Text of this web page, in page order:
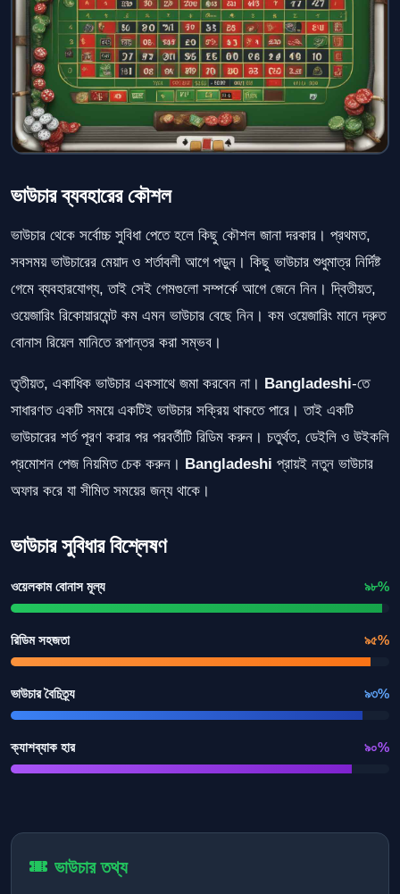
ভাউচার ব্যবহারের কৌশল
ভাউচার থেকে সর্বোচ্চ সুবিধা পেতে হলে কিছু কৌশল জানা দরকার। প্রথমত,
সবসময় ভাউচারের মেয়াদ ও শর্তাবলী আগে পড়ুন। কিছু ভাউচার শুধুমাত্র নির্দিষ্ট
গেমে ব্যবহারযোগ্য, তাই সেই গেমগুলো সম্পর্কে আগে জেনে নিন। দ্বিতীয়ত,
ওয়েজারিং রিকোয়ারমেন্ট কম এমন ভাউচার বেছে নিন। কম ওয়েজারিং মানে দ্রুত
বোনাস রিয়েল মানিতে রূপান্তর করা সম্ভব।
তৃতীয়ত, একাধিক ভাউচার একসাথে জমা করবেন না। Bangladeshi-তে
সাধারণত একটি সময়ে একটিই ভাউচার সক্রিয় থাকতে পারে। তাই একটি
ভাউচারের শর্ত পূরণ করার পর পরবর্তীটি রিডিম করুন। চতুর্থত, ডেইলি ও উইকলি
প্রমোশন পেজ নিয়মিত চেক করুন। Bangladeshi প্রায়ই নতুন ভাউচার
অফার করে যা সীমিত সময়ের জন্য থাকে।
ভাউচার সুবিধার বিশ্লেষণ
ওয়েলকাম বোনাস মূল্য ৯৮%
রিডিম সহজতা ৯৫%
ভাউচার বৈচিত্র্য ৯৩%
ক্যাশব্যাক হার ৯০%
ভাউচার তথ্য